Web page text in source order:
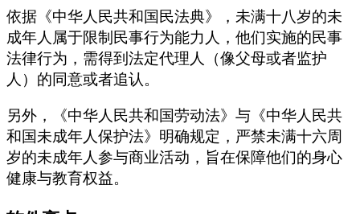
依据《中华人民共和国民法典》，未满十八岁的未
成年人属于限制民事行为能力人，他们实施的民事
法律行为，需得到法定代理人（像父母或者监护
人）的同意或者追认。
另外，《中华人民共和国劳动法》与《中华人民共
和国未成年人保护法》明确规定，严禁未满十六周
岁的未成年人参与商业活动，旨在保障他们的身心
健康与教育权益。